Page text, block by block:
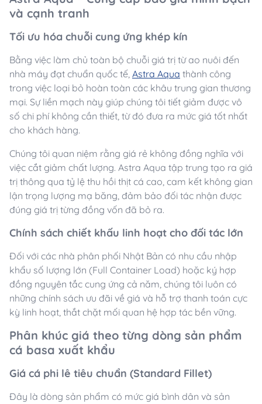
và cạnh tranh
Tối ưu hóa chuỗi cung ứng khép kín
Bằng việc làm chủ toàn bộ chuỗi giá trị từ ao nuôi đến
nhà máy đạt chuẩn quốc tế, Astra Aqua thành công
trong việc loại bỏ hoàn toàn các khâu trung gian thương
mại. Sự liền mạch này giúp chúng tôi tiết giảm được vô
số chi phí không cần thiết, từ đó đưa ra mức giá tốt nhất
cho khách hàng.
Chúng tôi quan niệm rằng giá rẻ không đồng nghĩa với
việc cắt giảm chất lượng. Astra Aqua tập trung tạo ra giá
trị thông qua tỷ lệ thu hồi thịt cá cao, cam kết không gian
lận trọng lượng mạ băng, đảm bảo đối tác nhận được
đúng giá trị từng đồng vốn đã bỏ ra.
Chính sách chiết khấu linh hoạt cho đối tác lớn
Đối với các nhà phân phối Nhật Bản có nhu cầu nhập
khẩu số lượng lớn (Full Container Load) hoặc ký hợp
đồng nguyên tắc cung ứng cả năm, chúng tôi luôn có
những chính sách ưu đãi về giá và hỗ trợ thanh toán cực
kỳ linh hoạt, thắt chặt mối quan hệ hợp tác bền vững.
Phân khúc giá theo từng dòng sản phẩm
cá basa xuất khẩu
Giá cá phi lê tiêu chuẩn (Standard Fillet)
Đây là dòng sản phẩm có mức giá bình dân và sản